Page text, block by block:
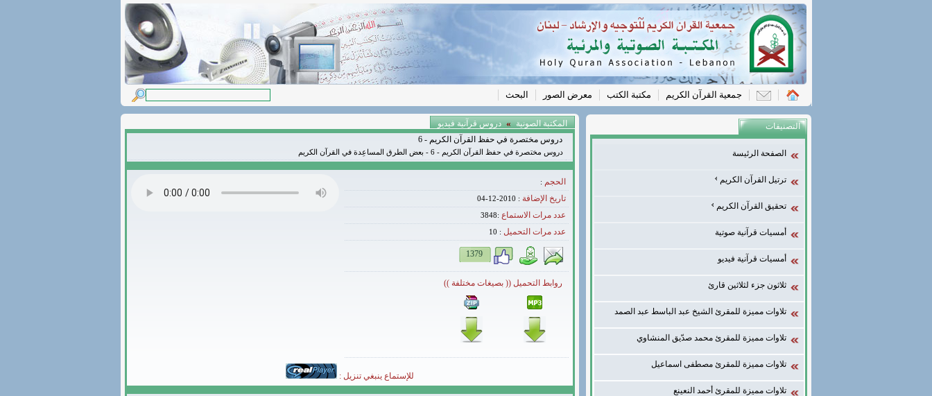
جمعية القرآن الكريم مكتبة الكتب معرض الصور البحث
المكتبة الصونية » دروس قرآنية فيديو
دروس مختصرة في حفظ القرآن الكريم - 6
دروس مختصرة في حفظ القرآن الكريم - 6 - بعض الطرق المساعِدة في القرآن الكريم
الحجم :
تاريخ الإضافة : 2010-12-04
عدد مرات الاستماع :3848
عدد مرات التحميل :
10
1379
روابط التحميل (( بصيغات مختلفة ))
للإستماع ينبغي تنزيل :
التصنيفات
الصفحة الرئيسة
ترتيل القرآن الكريم
تحقيق القرآن الكريم
أمسيات قرآنية صوتية
أمسيات قرآنية فيديو
ثلاثون جزء لثلاثين قارئ
تلاوات مميزة للمقرئ الشيخ عبد الباسط عبد الصمد
تلاوات مميزة للمقرئ محمد صدّيق المنشاوي
تلاوات مميزة للمقرئ مصطفى اسماعيل
تلاوات مميزة للمقرئ أحمد النعينع